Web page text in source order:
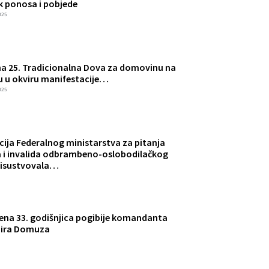
Suljaković o
boraca i…
ponosa i pobjede
25. Tradicionalna Dova za domovinu na
u okviru manifestacije…
Federalnog ministarstva za pitanja
i invalida odbrambeno-oslobodilačkog
33. godišnjica pogibije komandanta
Domuza